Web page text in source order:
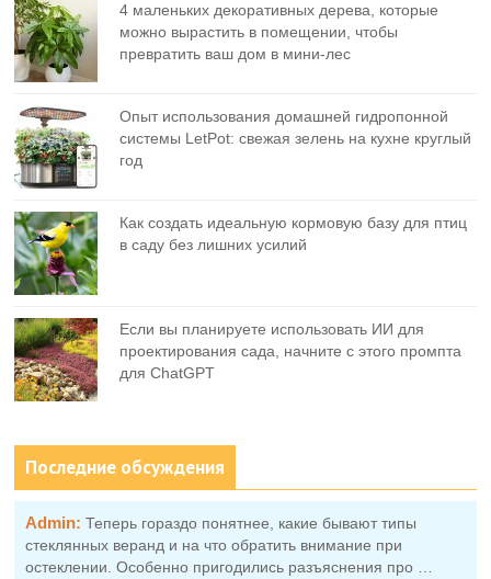
4 маленьких декоративных дерева, которые
можно вырастить в помещении, чтобы
превратить ваш дом в мини-лес
Опыт использования домашней гидропонной
системы LetPot: свежая зелень на кухне круглый
год
Как создать идеальную кормовую базу для птиц
в саду без лишних усилий
Если вы планируете использовать ИИ для
проектирования сада, начните с этого промпта
для ChatGPT
Последние обсуждения
Admin: Теперь гораздо понятнее, какие бывают типы
стеклянных веранд и на что обратить внимание при
остеклении. Особенно пригодились разъяснения про …